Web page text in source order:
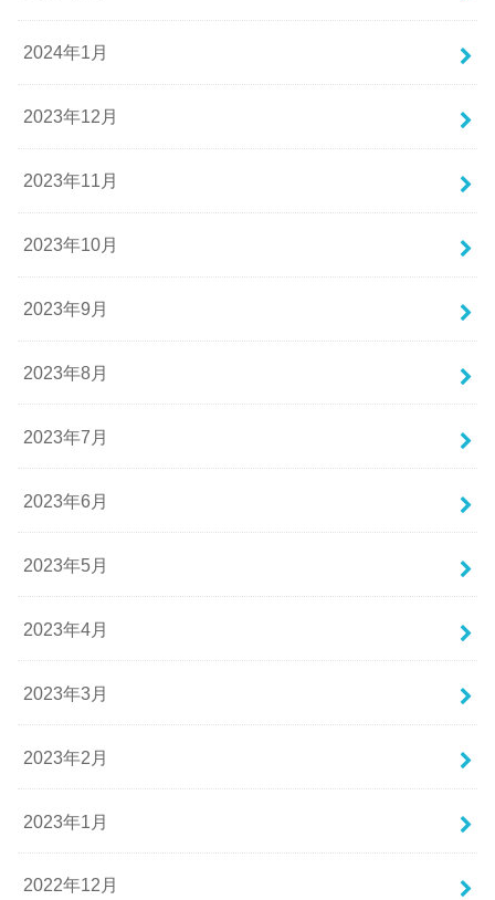
2024年1月
2023年12月
2023年11月
2023年10月
2023年9月
2023年8月
2023年7月
2023年6月
2023年5月
2023年4月
2023年3月
2023年2月
2023年1月
2022年12月